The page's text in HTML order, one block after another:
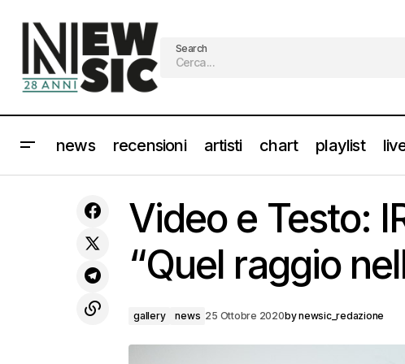
Search
news recensioni artisti chart playlist
"Certified Lover Boy"Video e Testo:
“Quel raggio
gallery news 25 Ottobre 2020bynewsic_redazione